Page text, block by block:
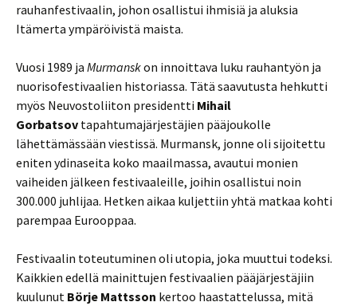
rauhanfestivaalin, johon osallistui ihmisiä ja aluksia
Itämerta ympäröivistä maista.
Vuosi 1989 ja Murmanskon innoittava luku rauhantyön ja
nuorisofestivaalien historiassa. Tätä saavutusta hehkutti
myös Neuvostoliiton presidentti Mihail
Gorbatsov tapahtumajärjestäjien pääjoukolle
lähettämässään viestissä. Murmansk, jonne oli sijoitettu
eniten ydinaseita koko maailmassa, avautui monien
vaiheiden jälkeen festivaaleille, joihin osallistui noin
300.000 juhlijaa. Hetken aikaa kuljettiin yhtä matkaa kohti
parempaa Eurooppaa.
Festivaalin toteutuminen oli utopia, joka muuttui todeksi.
Kaikkien edellä mainittujen festivaalien pääjärjestäjiin
kuulunut Börje Mattsson kertoo haastattelussa, mitä